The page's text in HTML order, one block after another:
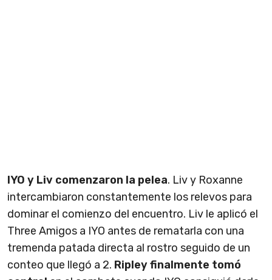
IYO y Liv comenzaron la pelea. Liv y Roxanne
intercambiaron constantemente los relevos para
dominar el comienzo del encuentro. Liv le aplicó el
Three Amigos a IYO antes de rematarla con una
tremenda patada directa al rostro seguido de un
conteo que llegó a 2. Ripley finalmente tomó